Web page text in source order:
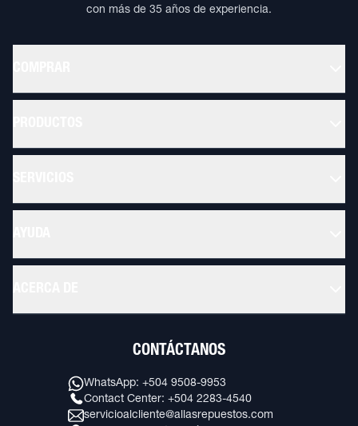
con más de 35 años de experiencia.
CONTÁCTANOS
WhatsApp: +504 9508-9953
Contact Center: +504 2283-4540
servicioalcliente@allasrepuestos.com